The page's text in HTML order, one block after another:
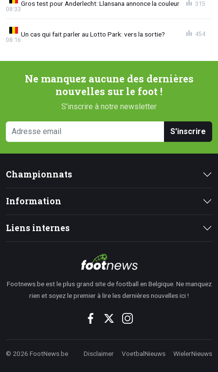
Gros test pour Anderlecht: Llansana annonce la couleur
08:33
315
Un cas qui fait parler au Lotto Park: vers la sortie?
08:16
454
Ne manquez aucune des dernières
nouvelles sur le foot !
S'inscrire à notre newsletter
S'inscrire
Championnats
Information
Liens internes
Footnews.be est le plus grand site de football en Belgique. Ne manquez
rien et soyez le premier à lire les dernières nouvelles ici !
© 2026 FootNews.be Disclaimer VoetbalNieuws WielerNieuws